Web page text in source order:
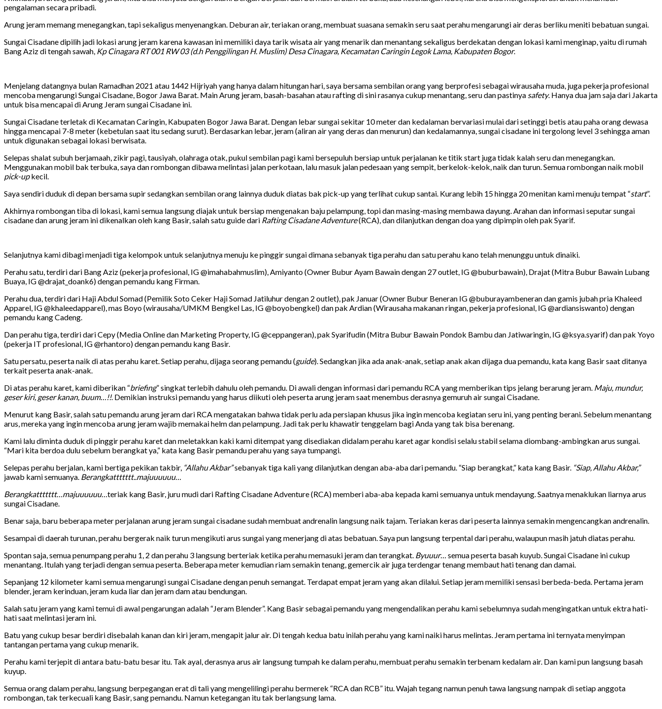
pengalaman secara pribadi.
Arung jeram memang menegangkan, tapi sekaligus menyenangkan. Deburan air, teriakan orang, membuat suasana semakin seru saat perahu mengarungi air deras berliku meniti bebatuan sungai.
Sungai Cisadane dipilih jadi lokasi arung jeram karena kawasan ini memiliki daya tarik wisata air yang menarik dan menantang sekaligus berdekatan dengan lokasi kami menginap, yaitu di rumah
Bang Aziz di tengah sawah, Kp Cinagara RT 001 RW 03 (d.h Penggilingan H. Muslim) Desa Cinagara, Kecamatan Caringin Legok Lama, Kabupaten Bogor.
Menjelang datangnya bulan Ramadhan 2021 atau 1442 Hijriyah yang hanya dalam hitungan hari, saya bersama sembilan orang yang berprofesi sebagai wirausaha muda, juga pekerja profesional
mencoba mengarungi Sungai Cisadane, Bogor Jawa Barat. Main Arung jeram, basah-basahan atau rafting di sini rasanya cukup menantang, seru dan pastinya safety. Hanya dua jam saja dari Jakarta
untuk bisa mencapai di Arung Jeram sungai Cisadane ini.
Sungai Cisadane terletak di Kecamatan Caringin, Kabupaten Bogor Jawa Barat. Dengan lebar sungai sekitar 10 meter dan kedalaman bervariasi mulai dari setinggi betis atau paha orang dewasa
hingga mencapai 7-8 meter (kebetulan saat itu sedang surut). Berdasarkan lebar, jeram (aliran air yang deras dan menurun) dan kedalamannya, sungai cisadane ini tergolong level 3 sehingga aman
untuk digunakan sebagai lokasi berwisata.
Selepas shalat subuh berjamaah, zikir pagi, tausiyah, olahraga otak, pukul sembilan pagi kami bersepuluh bersiap untuk perjalanan ke titik start juga tidak kalah seru dan menegangkan.
Menggunakan mobil bak terbuka, saya dan rombongan dibawa melintasi jalan perkotaan, lalu masuk jalan pedesaan yang sempit, berkelok-kelok, naik dan turun. Semua rombongan naik mobil
pick-upkecil.
Saya sendiri duduk di depan bersama supir sedangkan sembilan orang lainnya duduk diatas bak pick-up yang terlihat cukup santai. Kurang lebih 15 hingga 20 menitan kami menuju tempat “start”.
Akhirnya rombongan tiba di lokasi, kami semua langsung diajak untuk bersiap mengenakan baju pelampung, topi dan masing-masing membawa dayung. Arahan dan informasi seputar sungai
cisadane dan arung jeram ini dikenalkan oleh kang Basir, salah satu guide dari Rafting Cisadane Adventure(RCA), dan dilanjutkan dengan doa yang dipimpin oleh pak Syarif.
Selanjutnya kami dibagi menjadi tiga kelompok untuk selanjutnya menuju ke pinggir sungai dimana sebanyak tiga perahu dan satu perahu kano telah menunggu untuk dinaiki.
Perahu satu, terdiri dari Bang Aziz (pekerja profesional, IG @imahabahmuslim), Amiyanto (Owner Bubur Ayam Bawain dengan 27 outlet, IG @buburbawain), Drajat (Mitra Bubur Bawain Lubang
Buaya, IG @drajat_doank6) dengan pemandu kang Firman.
Perahu dua, terdiri dari Haji Abdul Somad (Pemilik Soto Ceker Haji Somad Jatiluhur dengan 2 outlet), pak Januar (Owner Bubur Beneran IG @buburayambeneran dan gamis jubah pria Khaleed
Apparel, IG @khaleedapparel), mas Boyo (wirausaha/UMKM Bengkel Las, IG @boyobengkel) dan pak Ardian (Wirausaha makanan ringan, pekerja profesional, IG @ardiansiswanto) dengan
pemandu kang Cadeng.
Dan perahu tiga, terdiri dari Cepy (Media Online dan Marketing Property, IG @ceppangeran), pak Syarifudin (Mitra Bubur Bawain Pondok Bambu dan Jatiwaringin, IG @ksya.syarif) dan pak Yoyo
(pekerja IT profesional, IG @rhantoro) dengan pemandu kang Basir.
Satu persatu, peserta naik di atas perahu karet. Setiap perahu, dijaga seorang pemandu (guide). Sedangkan jika ada anak-anak, setiap anak akan dijaga dua pemandu, kata kang Basir saat ditanya
terkait peserta anak-anak.
Di atas perahu karet, kami diberikan “briefing” singkat terlebih dahulu oleh pemandu. Di awali dengan informasi dari pemandu RCA yang memberikan tips jelang berarung jeram. Maju, mundur,
geser kiri, geser kanan, buum…!!. Demikian instruksi pemandu yang harus diikuti oleh peserta arung jeram saat menembus derasnya gemuruh air sungai Cisadane.
Menurut kang Basir, salah satu pemandu arung jeram dari RCA mengatakan bahwa tidak perlu ada persiapan khusus jika ingin mencoba kegiatan seru ini, yang penting berani. Sebelum menantang
arus, mereka yang ingin mencoba arung jeram wajib memakai helm dan pelampung. Jadi tak perlu khawatir tenggelam bagi Anda yang tak bisa berenang.
Kami lalu diminta duduk di pinggir perahu karet dan meletakkan kaki kami ditempat yang disediakan didalam perahu karet agar kondisi selalu stabil selama diombang-ambingkan arus sungai.
“Mari kita berdoa dulu sebelum berangkat ya,” kata kang Basir pemandu perahu yang saya tumpangi.
Selepas perahu berjalan, kami bertiga pekikan takbir, “Allahu Akbar”sebanyak tiga kali yang dilanjutkan dengan aba-aba dari pemandu. “Siap berangkat,” kata kang Basir. “Siap, Allahu Akbar,”
jawab kami semuanya. Berangkattttttt..majuuuuuu…
Berangkattttttt…majuuuuuu…teriak kang Basir, juru mudi dari Rafting Cisadane Adventure (RCA) memberi aba-aba kepada kami semuanya untuk mendayung. Saatnya menaklukan liarnya arus
sungai Cisadane.
Benar saja, baru beberapa meter perjalanan arung jeram sungai cisadane sudah membuat andrenalin langsung naik tajam. Teriakan keras dari peserta lainnya semakin mengencangkan andrenalin.
Sesampai di daerah turunan, perahu bergerak naik turun mengikuti arus sungai yang menerjang di atas bebatuan. Saya pun langsung terpental dari perahu, walaupun masih jatuh diatas perahu.
Spontan saja, semua penumpang perahu 1, 2 dan perahu 3 langsung berteriak ketika perahu memasuki jeram dan terangkat. Byuuur… semua peserta basah kuyub. Sungai Cisadane ini cukup
menantang. Itulah yang terjadi dengan semua peserta. Beberapa meter kemudian riam semakin tenang, gemercik air juga terdengar tenang membaut hati tenang dan damai.
Sepanjang 12 kilometer kami semua mengarungi sungai Cisadane dengan penuh semangat. Terdapat empat jeram yang akan dilalui. Setiap jeram memiliki sensasi berbeda-beda. Pertama jeram
blender, jeram kerinduan, jeram kuda liar dan jeram dam atau bendungan.
Salah satu jeram yang kami temui di awal pengarungan adalah “Jeram Blender”. Kang Basir sebagai pemandu yang mengendalikan perahu kami sebelumnya sudah mengingatkan untuk ektra hati-
hati saat melintasi jeram ini.
Batu yang cukup besar berdiri disebalah kanan dan kiri jeram, mengapit jalur air. Di tengah kedua batu inilah perahu yang kami naiki harus melintas. Jeram pertama ini ternyata menyimpan
tantangan pertama yang cukup menarik.
Perahu kami terjepit di antara batu-batu besar itu. Tak ayal, derasnya arus air langsung tumpah ke dalam perahu, membuat perahu semakin terbenam kedalam air. Dan kami pun langsung basah
kuyup.
Semua orang dalam perahu, langsung berpegangan erat di tali yang mengelilingi perahu bermerek “RCA dan RCB” itu. Wajah tegang namun penuh tawa langsung nampak di setiap anggota
rombongan, tak terkecuali kang Basir, sang pemandu. Namun ketegangan itu tak berlangsung lama.